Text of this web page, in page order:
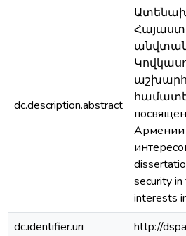
dc.description.abstract
Армении
security
interests
dc.identifier.uri
http://